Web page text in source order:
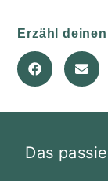
Erzähl
Das